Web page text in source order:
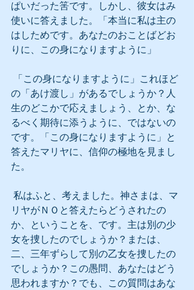
ぱいだった筈です。しかし、彼女はみ
使いに答えました。「本当に私は主の
はしためです。あなたのおことばどお
りに、この身になりますように」
の「あけ渡し」があるでしょうか？人
生のどこかで応えましょう、とか、な
るべく期待に添うように、ではないの
です。「この身になりますように」と
答えたマリヤに、信仰の極地を見まし
た。
リヤがＮＯと答えたらどうされたの
か、ということを、です。主は別の少
女を捜したのでしょうか？または、
二、三年ずらして別の乙女を捜したの
でしょうか？この愚問、あなたはどう
思われますか？でも、この質問はあな